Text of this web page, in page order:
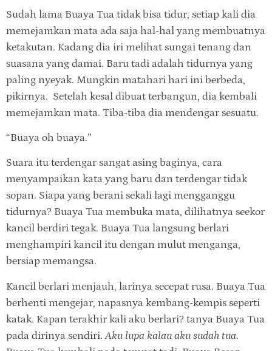
Sudah lama Buaya Tua tidak bisa tidur, setiap kali dia
memejamkan mata ada saja hal-hal yang membuatnya
ketakutan. Kadang dia iri melihat sungai tenang dan
suasana yang damai. Baru tadi adalah tidurnya yang
paling nyeyak. Mungkin matahari hari ini berbeda,
pikirnya. Setelah kesal dibuat terbangun, dia kembali
memejamkan mata. Tiba-tiba dia mendengar sesuatu.
“Buaya oh buaya.”
Suara itu terdengar sangat asing baginya, cara
menyampaikan kata yang baru dan terdengar tidak
sopan. Siapa yang berani sekali lagi mengganggu
tidurnya? Buaya Tua membuka mata, dilihatnya seekor
kancil berdiri tegak. Buaya Tua langsung berlari
menghampiri kancil itu dengan mulut menganga,
bersiap memangsa.
Kancil berlari menjauh, larinya secepat rusa. Buaya Tua
berhenti mengejar, napasnya kembang-kempis seperti
katak. Kapan terakhir kali aku berlari? tanya Buaya Tua
pada dirinya sendiri.Aku lupa kalau aku sudah tua.